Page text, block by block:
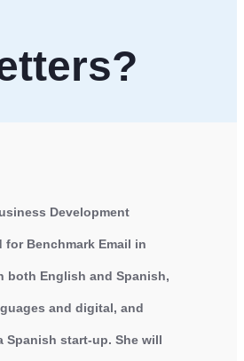
Development
for Benchmark Email in
both English and Spanish,
and digital, and
Spanish start-up. She will